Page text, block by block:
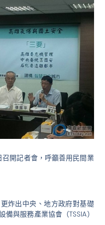
開記者會，呼籲善用民間業
炸出中央、地方政府對基礎
與服務產業協會（TSSIA）